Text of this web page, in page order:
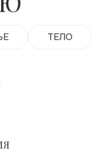
ТЕЛО